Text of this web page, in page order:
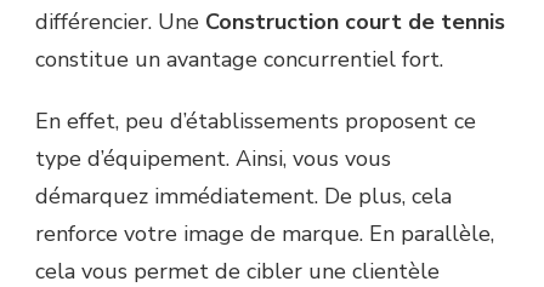
différencier. Une Construction court de tennis
constitue un avantage concurrentiel fort.
En effet, peu d’établissements proposent ce
type d’équipement. Ainsi, vous vous
démarquez immédiatement. De plus, cela
renforce votre image de marque. En parallèle,
cela vous permet de cibler une clientèle